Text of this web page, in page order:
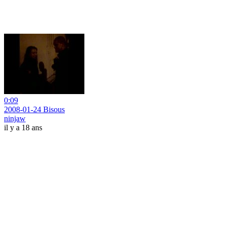
0:09
2008-01-24 Bisous
ninjaw
il y a 18 ans